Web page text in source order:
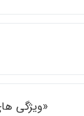
ويژگي هاي زبان شهر بالزاك پره ور در «گفتارها»